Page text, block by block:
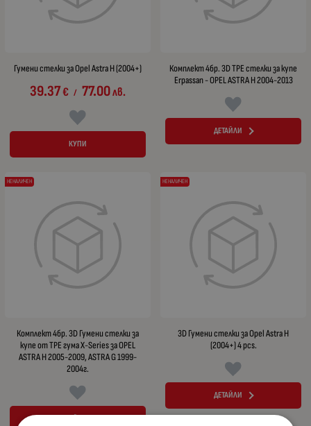
Гумени стелки за Opel Astra H (2004+)
39.37€ / 77.00лв.
КУПИ
Комплект 4бр. 3D TPE стелки за купе
Erpassan - OPEL ASTRA H 2004-2013
ДЕТАЙЛИ
Комплект 4бр. 3D Гумени стелки за
купе от TPE гума X-Series за OPEL
ASTRA H 2005-2009, ASTRA G 1999-
2004г.
НЕНАЛИЧЕН
3D Гумени стелки за Opel Astra H
(2004+) 4 pcs.
ДЕТАЙЛИ
НЕНАЛИЧЕН